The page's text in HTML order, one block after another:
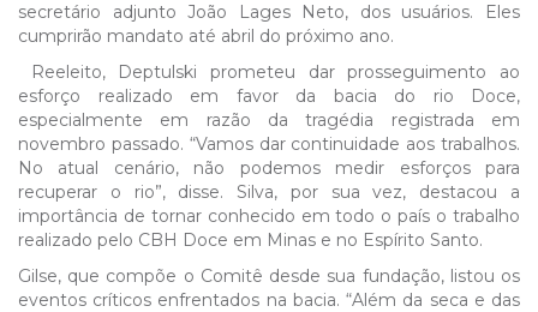
secretário adjunto João Lages Neto, dos usuários. Eles
cumprirão mandato até abril do próximo ano.
Reeleito, Deptulski prometeu dar prosseguimento ao
esforço realizado em favor da bacia do rio Doce,
especialmente em razão da tragédia registrada em
novembro passado. “Vamos dar continuidade aos trabalhos.
No atual cenário, não podemos medir esforços para
recuperar o rio”, disse. Silva, por sua vez, destacou a
importância de tornar conhecido em todo o país o trabalho
realizado pelo CBH Doce em Minas e no Espírito Santo.
Gilse, que compõe o Comitê desde sua fundação, listou os
eventos críticos enfrentados na bacia. “Além da seca e das